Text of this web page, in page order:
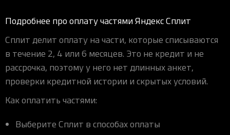
Подробнее про оплату частями Яндекс Сплит
Сплит делит оплату на части, которые списываются
в течение 2, 4 или 6 месяцев. Это не кредит и не
рассрочка, поэтому у него нет длинных анкет,
проверки кредитной истории и скрытых условий.
Как оплатить частями:
Выберите Сплит в способах оплаты